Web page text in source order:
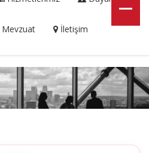
Mevzuat İletişim